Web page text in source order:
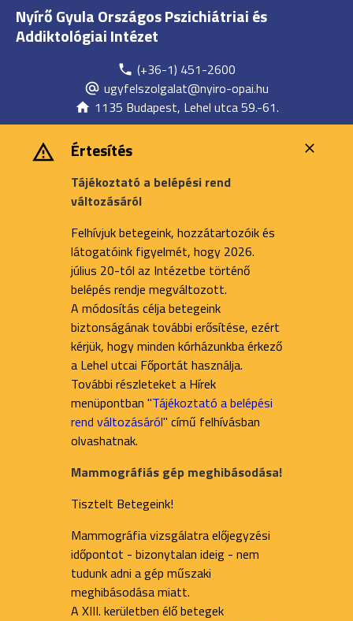
Nyírő Gyula Országos Pszichiátriai és
Addiktológiai Intézet
(+36-1) 451-2600
ugyfelszolgalat@nyiro-opai.hu
1135 Budapest, Lehel utca 59.-61.
Értesítés
Tájékoztató a belépési rend
változásáról
Felhívjuk betegeink, hozzátartozóik és
látogatóink figyelmét, hogy 2026.
július 20-tól az Intézetbe történő
belépés rendje megváltozott.
A módosítás célja betegeink
biztonságának további erősítése, ezért
kérjük, hogy minden kórházunkba érkező
a Lehel utcai Főportát használja.
További részleteket a Hírek
menüpontban "Tájékoztató a belépési
rend változásáról" című felhívásban
olvashatnak.
Mammográfiás gép meghibásodása!
Tisztelt Betegeink!
Mammográfia vizsgálatra előjegyzési
időpontot - bizonytalan ideig - nem
tudunk adni a gép műszaki
meghibásodása miatt.
A XIII. kerületben élő betegek